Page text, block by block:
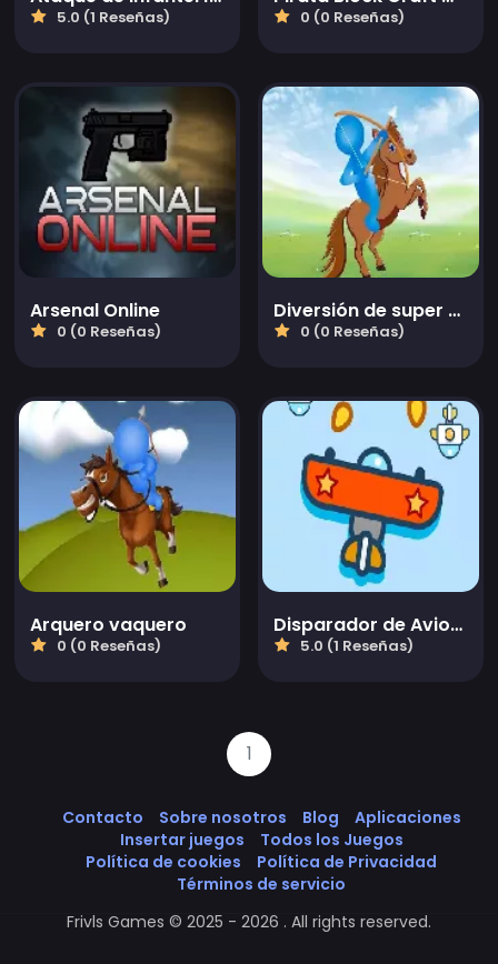
5.0 (1 Reseñas) 0 (0 Reseñas)
Arsenal Online
0 (0 Reseñas)
Diversión de super arquero
0 (0 Reseñas)
Arquero vaquero
0 (0 Reseñas)
Disparador de Aviones
5.0 (1 Reseñas)
1
Contacto Sobre nosotros Blog
Aplicaciones
Insertar juegos
Todos los Juegos
Política de cookies
Política de Privacidad
Términos de servicio
Frivls Games © 2025 - 2026 . All rights reserved.